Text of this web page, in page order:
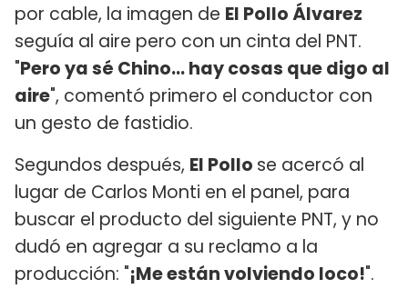
por cable, la imagen de El Pollo Álvarez
seguía al aire pero con un cinta del PNT.
"Pero ya sé Chino... hay cosas que digo al
aire", comentó primero el conductor con
un gesto de fastidio.
Segundos después, El Pollo se acercó al
lugar de Carlos Monti en el panel, para
buscar el producto del siguiente PNT, y no
dudó en agregar a su reclamo a la
producción: "¡Me están volviendo loco!".